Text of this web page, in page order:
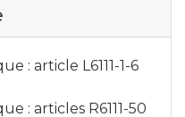
: article L6111-1-6
: articles R6111-50